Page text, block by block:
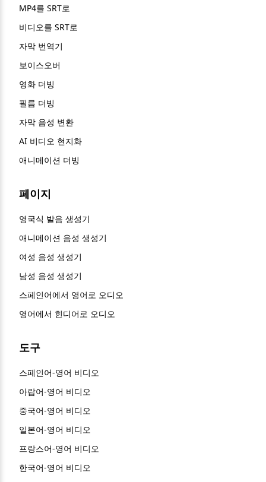
MP4를 SRT로
비디오를 SRT로
자막 번역기
보이스오버
영화 더빙
필름 더빙
자막 음성 변환
AI 비디오 현지화
애니메이션 더빙
페이지
영국식 발음 생성기
애니메이션 음성 생성기
여성 음성 생성기
남성 음성 생성기
스페인어에서 영어로 오디오
영어에서 힌디어로 오디오
도구
스페인어-영어 비디오
아랍어-영어 비디오
중국어-영어 비디오
일본어-영어 비디오
프랑스어-영어 비디오
한국어-영어 비디오